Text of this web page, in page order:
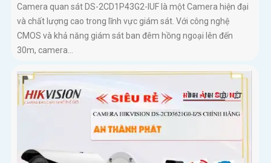
Camera quan sát DS-2CD1P43G2-IUF là một Camera hiện đại
và chất lượng cao trong lĩnh vực giám sát. Với công nghệ
CMOS và khả năng giám sát ban đêm hồng ngoại lên đến
30m, camera...